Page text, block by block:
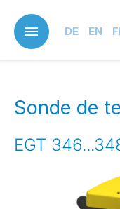
main
content
DE EN
Sonde de
EGT